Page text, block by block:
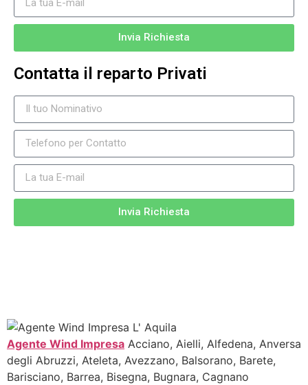
Invia Richiesta
Contatta il reparto Privati
Invia Richiesta
Agente Wind Impresa Acciano, Aielli, Alfedena, Anversa
degli Abruzzi, Ateleta, Avezzano, Balsorano, Barete,
Barisciano, Barrea, Bisegna, Bugnara, Cagnano